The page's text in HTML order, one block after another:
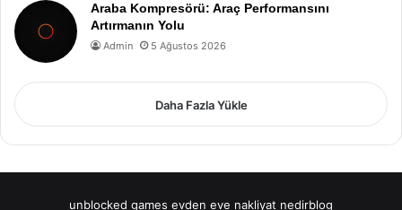
Araba Kompresörü: Araç Performansını
Artırmanın Yolu
Admin 5 Ağustos 2026
Daha Fazla Yükle
unblocked games evden eve nakliyat nedirblog